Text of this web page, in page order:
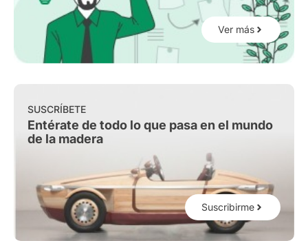
Ver más
SUSCRÍBETE
Entérate de todo lo que pasa en el mundo
de la madera
Suscribirme